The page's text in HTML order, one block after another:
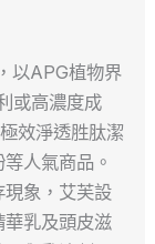
以APG植物界
或高濃度成
效淨透胜肽潔
人氣商品。
象，艾芙設
乳及頭皮滋